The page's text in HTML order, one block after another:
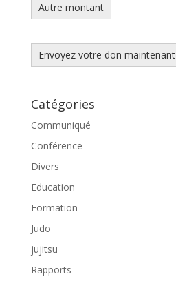
Autre montant
Envoyez votre don maintenant
Catégories
Communiqué
Conférence
Divers
Education
Formation
Judo
jujitsu
Rapports